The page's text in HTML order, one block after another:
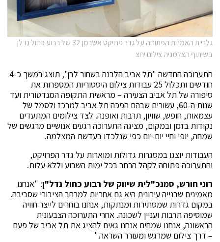
גלריית האמנות הפתוחה על גדר פרויקט אשרמן 32 של רבוע כחול נדלן
בשיתוף הצלמניה צילום יחצ
התערוכה החדשה "תל אביב הלבנה בשחור לבן", תוצג במשך כ-4
חודשים ותכלול 25 עבודות צילום היסטוריות המספרות את
סיפורה של תל אביב הצעירה – מראשית התקופה המנדטורית ועד
שנות ה-60, עשורים שבהם הפכה תל אביב למרכז ולסמל של
עצמאות, חופש, שוויון, תרבות ואופנה. לצד צילומים המתעדים
נקודות בזמן ובמקום, מציגה התערוכה רגעים אנושיים מרגשים של
שמחה, יופי וחיי יום-יום כפי שנלכדו בעדשת המצלמה.
העבודות יוצגו במסגרות גדולות ומוארות על גדר הפרויקט,
והתערוכה פתוחה לקהל הרחב בכל ימות השבוע וללא עלות.
רוני חורש, סמנכ"לית שיווק של רבוע כחול נדל"ן: "אנחנו
מאמינים שבנייה עירונית היא גם אחריות למרחב הציבורי שסביבה.
במקום גדרות שמסתירות ומנתקות, אנחנו בוחרים לייצר חוויה
שמוסיפה תרבות ועניין לשכונה. אחרי התערוכה הצבעונית
הראשונה, אנחנו שמחים אנחנו גאים להציג את תל אביב של פעם
– דרך צילום שמרגש ומעורר השראה."